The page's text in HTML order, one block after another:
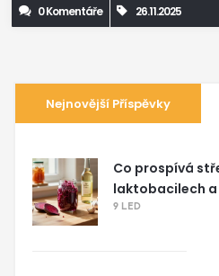
0 Komentáře 26.11.2025
Nejnovější Příspěvky
Co prospívá
laktobacilech
9 LED